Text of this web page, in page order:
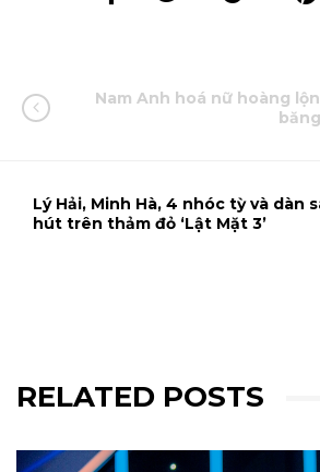
Nam Anh hoá nữ hoàng
Lý Hải, Minh Hà, 4 nhóc tỳ và dàn
hút trên thảm đỏ ‘Lật Mặt 3’
RELATED POSTS